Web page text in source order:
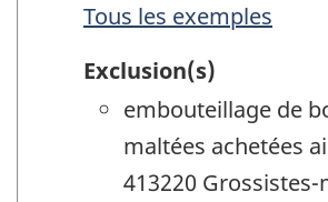
Tous les exemples
Exclusion(s)
embouteillage de
maltées achetées
413220